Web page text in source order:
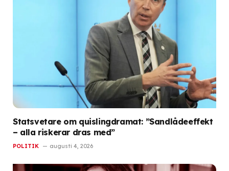
Statsvetare om quislingdramat: ”Sandlådeeffekt
– alla riskerar dras med”
POLITIK augusti 4, 2026